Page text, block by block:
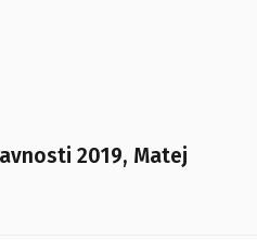
2019, Matej